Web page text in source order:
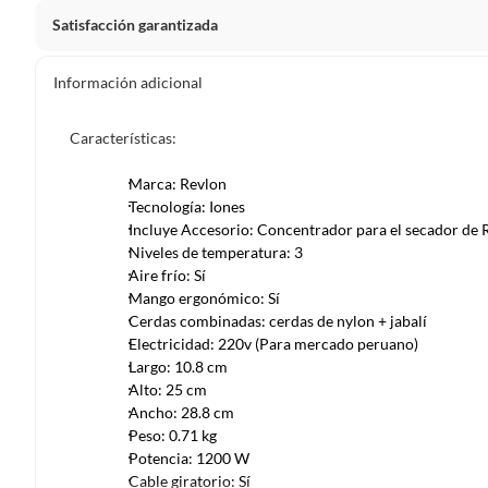
Satisfacción garantizada
pueden devolver ni cambiar. Conoce cuáles son:
48 horas: cemento, mezclas de hormigón, morteros, yeso y
7 días: colchones y productos de combustión.
Productos vendidos por
48 horas: cemento, mezclas de hormigón, morteros, yeso y
7 días: productos eléctricos o a combustión,
máquinas.
No se pueden devolver o cambiar bajo cambio de opinión
Productos de compra internacional.
Productos comprados en Outlet Atocongo.
Productos perecibles como alimentos, bebidas,
Información adicional
Características:
Marca: Revlon
Tecnología: Iones
Incluye Accesorio: Concentrador para el secador de
Niveles de temperatura: 3
Aire frío: Sí
Mango ergonómico: Sí
Cerdas combinadas: cerdas de nylon + jabalí
Electricidad: 220v (Para mercado peruano)
Largo: 10.8 cm
Alto: 25 cm
Ancho: 28.8 cm
Peso: 0.71 kg
Potencia: 1200 W
Cable giratorio: Sí